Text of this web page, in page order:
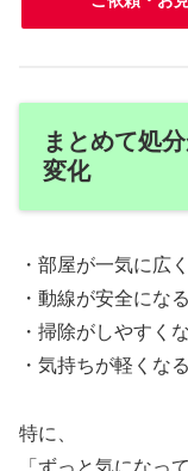
まとめて処
変化
・部屋が一気に広
・動線が安全になる
・掃除がしやすく
・気持ちが軽くなる
特に、
「ずっと気になっ